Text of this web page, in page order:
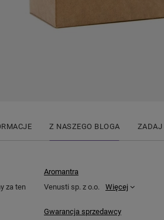
Z NASZEGO BLOGA ZADAJ
Aromantra
za ten
Venusti sp. z o.o. Więcej
Gwarancja sprzedawcy